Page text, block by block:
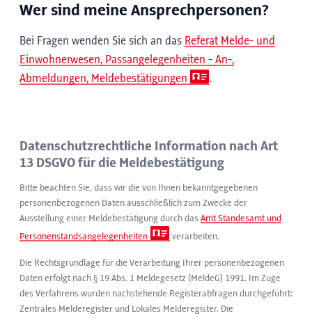
Wer sind meine Ansprechpersonen?
Bei Fragen wenden Sie sich an das Referat Melde- und
Einwohnerwesen, Passangelegenheiten - An-,
Abmeldungen, Meldebestätigungen
.
Datenschutzrechtliche Information nach Art
13 DSGVO für die Meldebestätigung
Bitte beachten Sie, dass wir die von Ihnen bekanntgegebenen
personenbezogenen Daten ausschließlich zum Zwecke der
Ausstellung einer Meldebestätigung durch das Amt Standesamt und
Personenstandsangelegenheiten
verarbeiten.
Die Rechtsgrundlage für die Verarbeitung Ihrer personenbezogenen
Daten erfolgt nach § 19 Abs. 1 Meldegesetz (MeldeG) 1991. Im Zuge
des Verfahrens wurden nachstehende Registerabfragen durchgeführt:
Zentrales Melderegister und Lokales Melderegister. Die